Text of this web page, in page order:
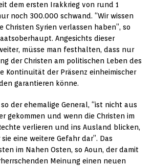
dem ersten Irakkrieg von rund 1
noch 300.000 schwand. “Wir wissen
Christen Syrien verlassen haben”, so
Angesichts dieser
müsse man festhalten, dass nur
der Christen am politischen Leben des
Kontinuität der Präsenz einheimischer
garantieren könne.
der ehemalige General, “ist nicht aus
gekommen und wenn die Christen im
verlieren und ins Ausland blicken,
eine weitere Gefahr dar”. Das
im Nahen Osten, so Aoun, der damit
Meinung einen neuen